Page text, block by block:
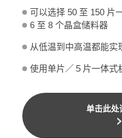
可以选择 50 至 150 片
6 至 8 个晶盒储料器
从低温到中高温都能实
使用单片／５片一体式
单击此处